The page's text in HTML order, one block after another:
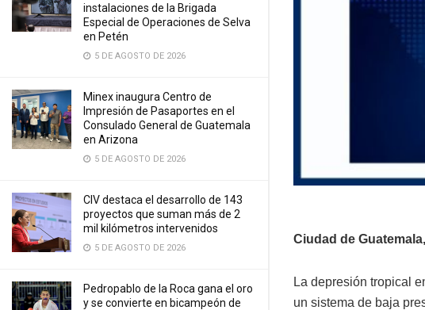
instalaciones de la Brigada
Especial de Operaciones de Selva
en Petén
5 DE AGOSTO DE 2026
Minex inaugura Centro de
Impresión de Pasaportes en el
Consulado General de Guatemala
en Arizona
5 DE AGOSTO DE 2026
CIV destaca el desarrollo de 143
proyectos que suman más de 2
mil kilómetros intervenidos
5 DE AGOSTO DE 2026
Pedropablo de la Roca gana el oro
y se convierte en bicampeón de
Ciudad de
La depresión tropical
un sistema de baja